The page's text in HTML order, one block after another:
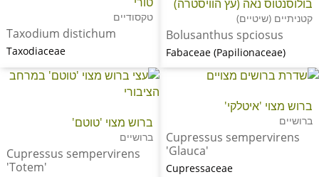
בולוסנטוס נאה (עץ הוויסטרה)
קטניתיים (שיטיים)
Bolusanthus spciosus
Fabaceae (Papilionaceae)
טקסודיים
Taxodium distichum
Taxodiaceae
ברוש מצוי 'איטלקי'
ברושיים
Cupressus sempervirens
'Glauca'
Cupressaceae
ברוש מצוי 'טוטם'
ברושיים
Cupressus sempervirens
'Totem'